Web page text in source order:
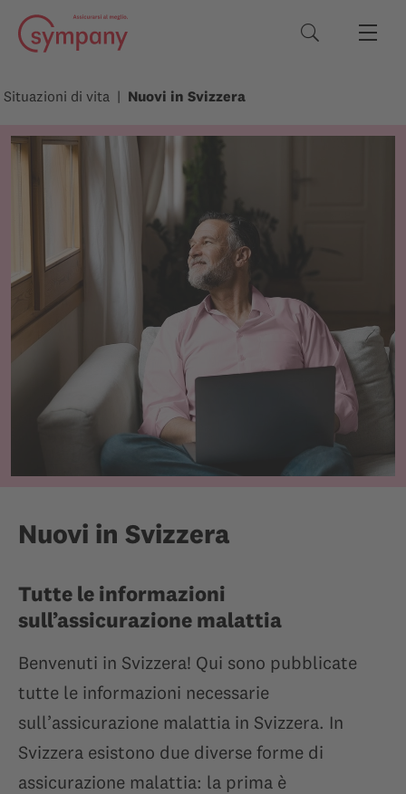
Termini di
Situazioni di vita Nuovi in Svizzera
Nuovi in Svizzera
Tutte le informazioni
sull’assicurazione malattia
Benvenuti in Svizzera! Qui sono pubblicate
tutte le informazioni necessarie
sull’assicurazione malattia in Svizzera. In
Svizzera esistono due diverse forme di
assicurazione malattia: la prima è